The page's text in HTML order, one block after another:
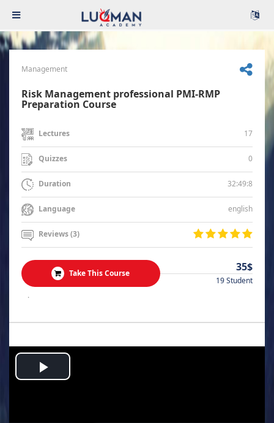
Management
Risk Management professional PMI-RMP
Preparation Course
Lectures 17
Quizzes 0
Duration 32:49:8
Language english
Reviews (3)
Take This Course 35$
19 Student
.
Play